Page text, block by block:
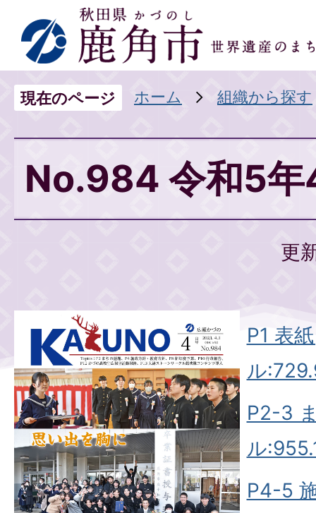
現在のページ ホーム 組織から探す
No.984 令和5年
更
P1 表
ル
P2-3
ル
P4-5